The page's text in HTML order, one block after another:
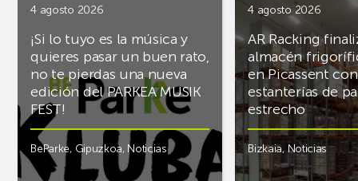
4 agosto 2026
¡Si lo tuyo es la música y
quieres pasar un buen rato,
no te pierdas una nueva
edición del PARKEA MUSIK
FEST!
BeParke, Gipuzkoa, Noticias
4 agosto 2026
AR Racking
almacén
en Picassent con
estanterías de
estrecho
Bizkaia,Noticias